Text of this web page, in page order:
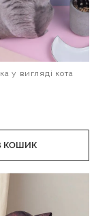
у вигляді кота
КОШИК